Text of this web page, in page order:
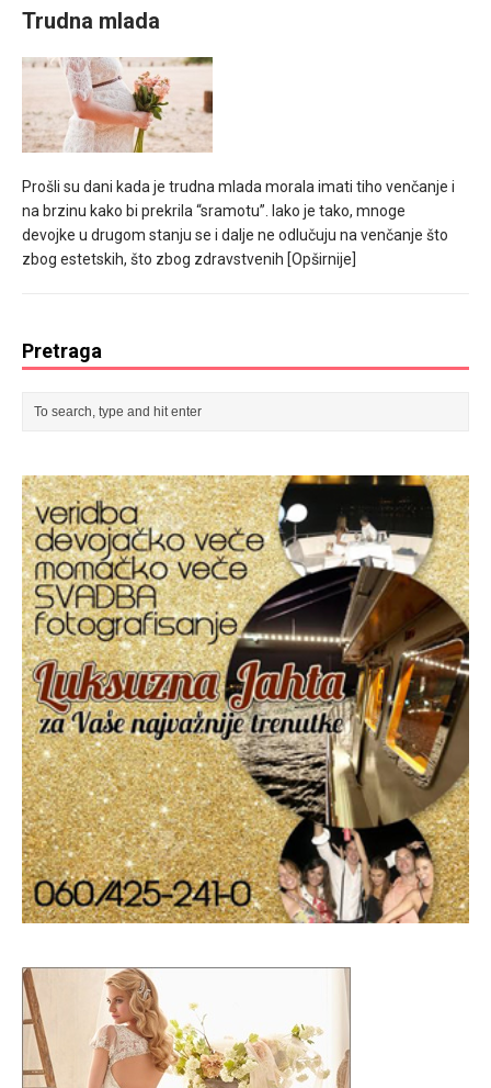
Poklon koji će vaša druga polovina zauvek pamtiti
Trudna mlada
Prošli su dani kada je trudna mlada morala imati tiho venčanje i
na brzinu kako bi prekrila “sramotu”. Iako je tako, mnoge
devojke u drugom stanju se i dalje ne odlučuju na venčanje što
zbog estetskih, što zbog zdravstvenih [Opširnije]
Pretraga